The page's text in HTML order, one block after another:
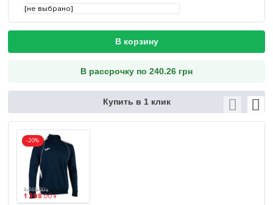
[не выбрано]
В корзину
В рассрочку по 240.26 грн
Купить в 1 клик
-20%
1 745.00 ₴
1 398.00 ₴